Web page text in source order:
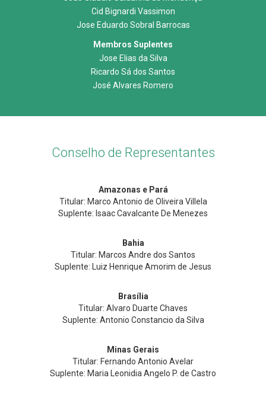
Cid Bignardi Vassimon
Jose Eduardo Sobral Barrocas
Membros Suplentes
Jose Elias da Silva
Ricardo Sá dos Santos
José Alvares Romero
Conselho de Representantes
Amazonas e Pará
Titular: Marco Antonio de Oliveira Villela
Suplente: Isaac Cavalcante De Menezes
Bahia
Titular: Marcos Andre dos Santos
Suplente: Luiz Henrique Amorim de Jesus
Brasília
Titular: Alvaro Duarte Chaves
Suplente: Antonio Constancio da Silva
Minas Gerais
Titular: Fernando Antonio Avelar
Suplente: Maria Leonidia Angelo P. de Castro